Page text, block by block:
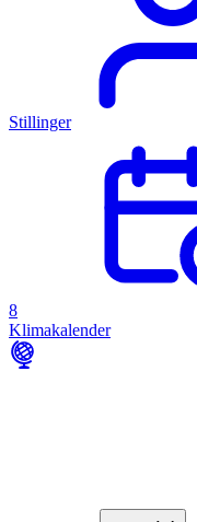
Stillinger
8
Klimakalender